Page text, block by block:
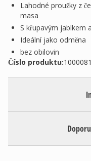
Lahodné proužky z
masa
S křupavým jablkem
Ideální jako odměna
bez obilovin
Číslo produktu: